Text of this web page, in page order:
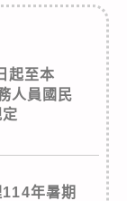
起至本
人員國民
年暑期